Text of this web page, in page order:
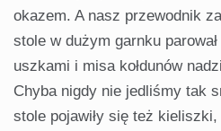
okazem. A nasz przewodnik
stole w dużym garnku
uszkami i misa kołdunów
Chyba nigdy nie jedliśmy tak
stole pojawiły się też kieliszki,